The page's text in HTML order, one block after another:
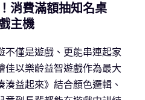
消費滿額抽知名桌
主機
不僅是遊戲、更能串連起家
佳以樂齡益智遊戲作為最大
益起來》結合顏色邏輯、